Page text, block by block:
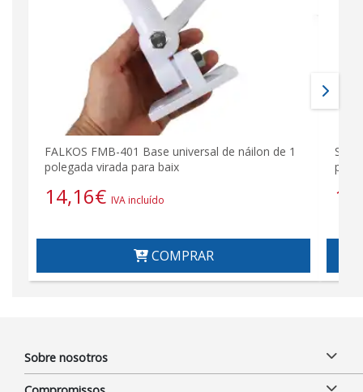
FALKOS FMB-401 Base universal de náilon de 1
polegada virada para baix
14,16€ IVA incluído
COMPRAR
para
Sobre nosotros